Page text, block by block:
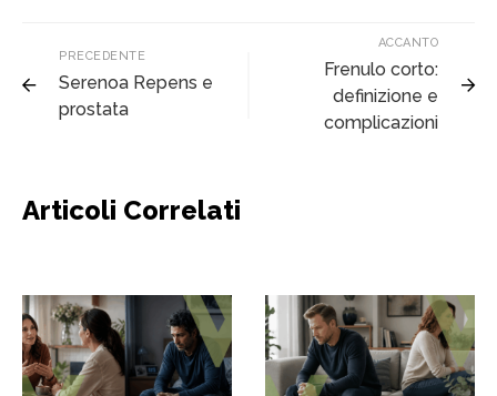
PRECEDENTE
Serenoa Repens e
prostata
ACCANTO
Frenulo corto:
definizione e
complicazioni
Articoli Correlati